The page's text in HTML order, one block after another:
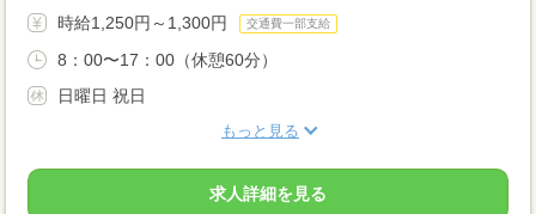
時給1,250円～1,300円 交通費一部支給
8：00〜17：00（休憩60分）
日曜日 祝日
もっと見る
求人詳細を見る